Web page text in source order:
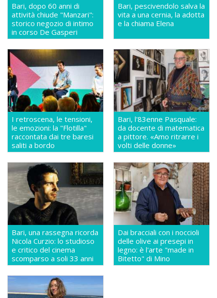
Bari, dopo 60 anni di
attività chiude "Manzari":
storico negozio di intimo
in corso De Gasperi
Bari, pescivendolo salva la
vita a una cernia, la adotta
e la chiama Elena
I retroscena, le tensioni,
le emozioni: la "Flotilla"
raccontata dai tre baresi
saliti a bordo
Bari, l'83enne Pasquale:
da docente di matematica
a pittore. «Amo ritrarre i
volti delle donne»
Bari, una rassegna ricorda
Nicola Curzio: lo studioso
e critico del cinema
scomparso a soli 33 anni
Dai bracciali con i noccioli
delle olive ai presepi in
legno: è l'arte "made in
Bitetto" di Mino